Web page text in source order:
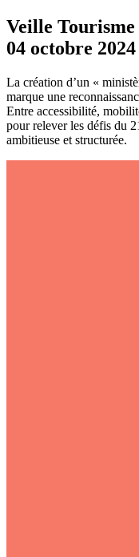
Veille Tourisme
04 octobre 2024
La création d’un «
marque une
Entre accessibilité,
pour relever les défis du
ambitieuse et structurée.